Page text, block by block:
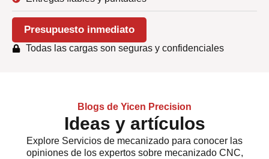
Presupuesto inmediato
Todas las cargas son seguras y confidenciales
Blogs de Yicen Precision
Ideas y artículos
Explore Servicios de mecanizado para conocer las
opiniones de los expertos sobre mecanizado CNC,